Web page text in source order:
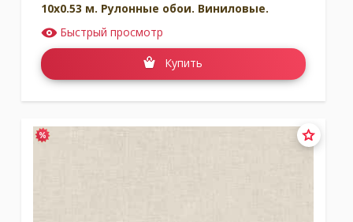
10x0.53 м. Рулонные обои. Виниловые.
Быстрый просмотр
Купить